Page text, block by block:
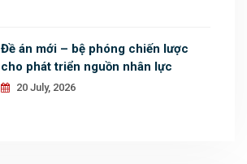
Đề án mới – bệ phóng chiến lược
cho phát triển nguồn nhân lực
20 July, 2026